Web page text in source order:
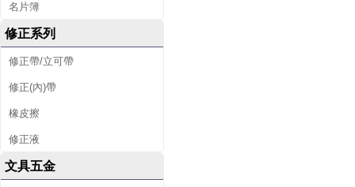
名片簿
修正系列
修正帶/立可帶
修正(內)帶
橡皮擦
修正液
文具五金